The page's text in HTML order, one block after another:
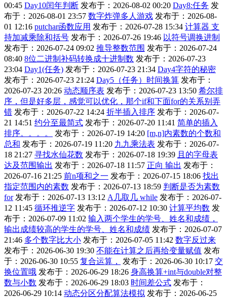
00:45 Day10闰年判断 发布于：2026-08-02 00:20 Day8:任务 发
布于：2026-08-01 23:57 数字炸弹多人游戏 发布于：2026-08-
01 12:16 putchar函数应用 发布于：2026-07-28 15:34 计算器 支
持加减乘除和括号 发布于：2026-07-26 19:46 以符号调换进制
发布于：2026-07-24 09:02 推导整数范围 发布于：2026-07-24
08:40 8位二进制补码转换成十进制数 发布于：2026-07-23
23:04 Day1(任务) 发布于：2026-07-23 21:34 Day4字符的秘密
发布于：2026-07-23 21:24 Day5（任务）时间换算 发布于：
2026-07-23 20:26 动态顺序表 发布于：2026-07-23 13:50 希尔排
序，但是好多层，感觉可以优化，那个if和下面for的关系别弄
错 发布于：2026-07-22 14:24 折半插入排序 发布于：2026-07-
21 14:51 约分至最简式 发布于：2026-07-20 11:41 简单的插入
排序。。。。
发布于：2026-07-19 14:20 [m,n]内素数的个数和
总和 发布于：2026-07-19 11:20 九九乘法表 发布于：2026-07-
18 21:27 寻找水仙花数 发布于：2026-07-18 19:39 且的字母表
达及范围输出 发布于：2026-07-18 11:57 正向 输出 发布于：
2026-07-16 21:25 前n项和之一 发布于：2026-07-15 18:06 找出
指定范围内的素数 发布于：2026-07-13 18:59 判断是否为素数
for 发布于：2026-07-13 13:12 A几取几 while 发布于：2026-07-
12 11:45 循环推逆字 发布于：2026-07-12 10:30 计算平均数 发
布于：2026-07-09 11:02 输入两个学生的学号、姓名和成绩，
输出成绩较高的学生的学号、姓名和成绩 发布于：2026-07-07
21:46 多个数字比大小 发布于：2026-07-05 11:42 数字反过来
发布于：2026-06-30 19:30 不能在计算之后再给变量赋值 发布
于：2026-06-30 10:55 复合运算， 发布于：2026-06-30 10:17 交
换位置哦 发布于：2026-06-29 18:26 身高换算+int与double对整
数与小数 发布于：2026-06-29 18:03 时间差公式 发布于：
2026-06-29 10:14 动态分区分配算法模拟 发布于：2026-06-25